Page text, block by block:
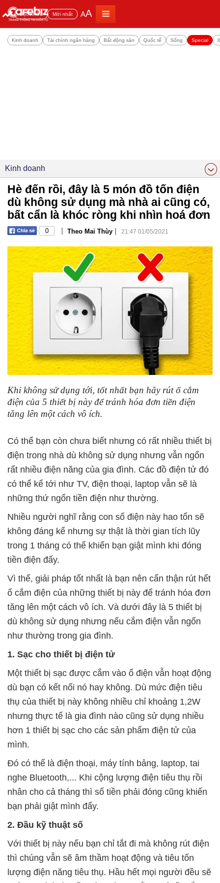
Đọc nhiều Mới nhất AA
Kinh doanh Tài chính ngân hàng Bất động sản Quốc tế Sống Special
Kinh doanh
Hè đến rồi, đây là 5 món đồ tốn điện
dù không sử dụng mà nhà ai cũng có,
bất cẩn là khóc ròng khi nhìn hoá đơn
0 | Theo Mai Thùy | 21:47 01/05/2021
Khi không sử dụng tới, tốt nhất bạn hãy rút ổ cắm
điện của 5 thiết bị này để tránh hóa đơn tiền điện
tăng lên một cách vô ích.
Có thể bạn còn chưa biết nhưng có rất nhiều thiết bị
điện trong nhà dù không sử dụng nhưng vẫn ngốn
rất nhiều điện năng của gia đình. Các đồ điện tử đó
có thể kể tới như TV, điện thoại, laptop vẫn sẽ là
những thứ ngốn tiền điện như thường.
Nhiều người nghĩ rằng con số điện này hao tổn sẽ
không đáng kể nhưng sự thật là thời gian tích lũy
trong 1 tháng có thể khiến bạn giật mình khi đóng
tiền điện đấy.
Vì thế, giải pháp tốt nhất là bạn nên cẩn thận rút hết
ổ cắm điện của những thiết bị này để tránh hóa đơn
tăng lên một cách vô ích. Và dưới đây là 5 thiết bị
dù không sử dụng nhưng nếu cắm điện vẫn ngốn
như thường trong gia đình.
1. Sạc cho thiết bị điện tử
Một thiết bị sạc được cắm vào ổ điện vẫn hoạt động
dù bạn có kết nối nó hay không. Dù mức điện tiêu
thụ của thiết bị này không nhiều chỉ khoảng 1,2W
nhưng thực tế là gia đình nào cũng sử dụng nhiều
hơn 1 thiết bị sạc cho các sản phẩm điện tử của
mình.
Đó có thể là điện thoại, máy tính bảng, laptop, tai
nghe Bluetooth,... Khi cộng lượng điện tiêu thụ rồi
nhân cho cả tháng thì số tiền phải đóng cũng khiến
bạn phải giật mình đấy.
2. Đầu kỹ thuật số
Với thiết bị này nếu bạn chỉ tắt đi mà không rút điện
thì chúng vẫn sẽ âm thầm hoạt động và tiêu tốn
lượng điện năng tiêu thụ. Hầu hết mọi người đều sẽ